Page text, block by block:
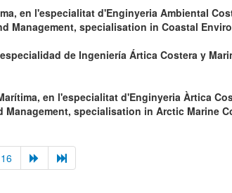
en l'especialitat d'Enginyeria Ambiental
Management, specialisation in Coastal
de Ingeniería Ártica Costera y
en l'especialitat d'Enginyeria Àrtica
specialisation in Arctic Marine
16